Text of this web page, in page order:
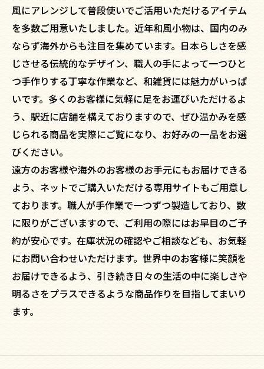
風にアレンジして普段使いでご活用いただけるアイテム
を多数ご用意いたしました。近年和風小物は、国内のみ
ならず海外からも注目を集めています。日本らしさを感
じさせる伝統的なデザイン、職人の手によって一つひと
つ手作りする丁寧な作業など、和雑貨には魅力がいっぱ
いです。多くのお客様に気軽に足をお運びいただけるよ
う、駅近に店舗を構えておりますので、ぜひ温かみを感
じられる商品を実際にご覧になり、お好みの一品をお選
びください。
遠方のお客様や海外のお客様のお手元にもお届けできる
よう、ネットでご購入いただける専用サイトもご用意し
ております。職人が手作業で一つずつ製造しており、数
に限りがございますので、ご利用の際にはお早目のご予
約が安心です。在庫状況の確認やご相談なども、お気軽
にお問い合わせいただけます。世界中のお客様に笑顔を
お届けできるよう、引き続き日々の生活の中に楽しさや
明るさをプラスできるような商品作りを目指してまいり
ます。